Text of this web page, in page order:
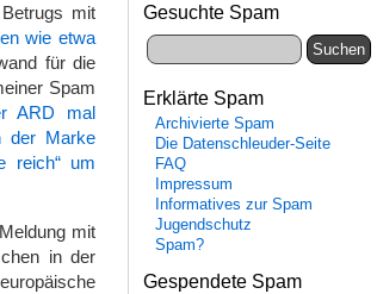
mit
wie etwa
für die
Spam
ARD mal
der Marke
reich“ um
mit
in der
Gesuchte Spam
Erklärte Spam
Archivierte Spam
Die Datenschleuder-Seite
FAQ
Impressum
Informatives zur Spam
Jugendschutz
Spam?
Gespendete Spam